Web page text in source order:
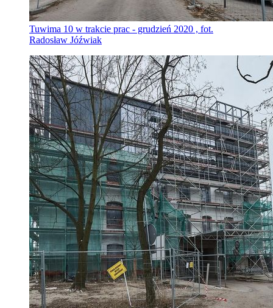
Tuwima 10 w trakcie prac - grudzień 2020 , fot.
Radosław Jóźwiak